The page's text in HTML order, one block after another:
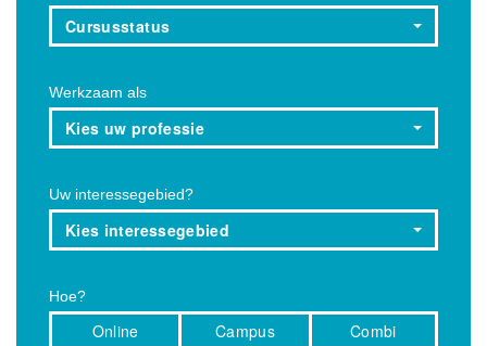
Cursusstatus
Werkzaam als
Kies uw professie
Uw interessegebied?
Kies interessegebied
Hoe?
Online Campus Combi